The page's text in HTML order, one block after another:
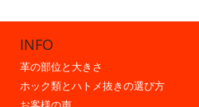
INFO
革の部位と大きさ
ホック類とハトメ抜きの選び方